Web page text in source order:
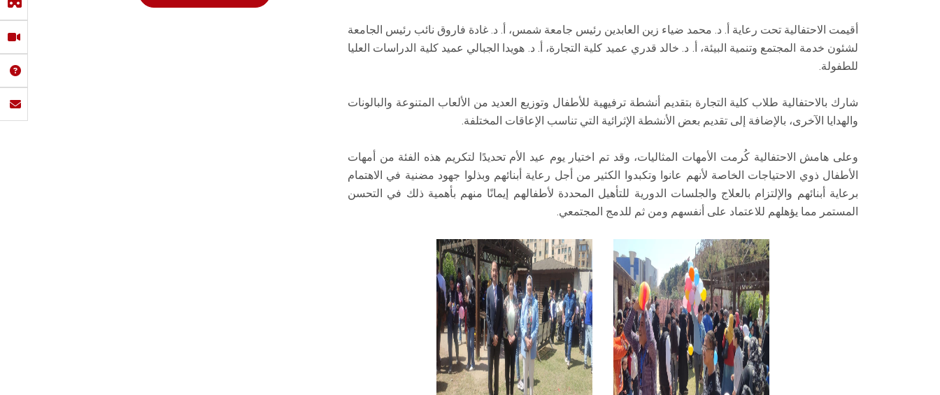
أقيمت الاحتفالية تحت رعاية أ. د. محمد ضياء زين العابدين رئيس جامعة شمس، أ. د. غادة فاروق نائب رئيس الجامعة
لشئون خدمة المجتمع وتنمية البيئة، أ. د. خالد قدري عميد كلية التجارة، أ. د. هويدا الجبالي عميد كلية الدراسات العليا
للطفولة.
شارك بالاحتفالية طلاب كلية التجارة بتقديم أنشطة ترفيهية للأطفال وتوزيع العديد من الألعاب المتنوعة والبالونات
والهدايا الآخرى، بالإضافة إلى تقديم بعض الأنشطة الإثرائية التي تناسب الإعاقات المختلفة.
وعلى هامش الاحتفالية كُرمت الأمهات المثاليات، وقد تم اختيار يوم عيد الأم تحديدًا لتكريم هذه الفئة من أمهات
الأطفال ذوي الاحتياجات الخاصة لأنهم عانوا وتكبدوا الكثير من أجل رعاية أبنائهم وبذلوا جهود مضنية في الاهتمام
برعاية أبنائهم والإلتزام بالعلاج والجلسات الدورية للتأهيل المحددة لأطفالهم إيمانًا منهم بأهمية ذلك في التحسن
المستمر مما يؤهلهم للاعتماد على أنفسهم ومن ثم للدمج المجتمعي.